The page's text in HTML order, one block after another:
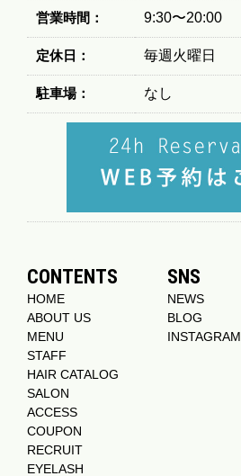
営業時間： 9:30〜20:00
定休日： 毎週火曜日
駐車場： なし
CONTENTS
HOME
ABOUT US
MENU
STAFF
HAIR CATALOG
SALON
ACCESS
COUPON
RECRUIT
EYELASH
SNS
NEWS
BLOG
INSTAGRAM